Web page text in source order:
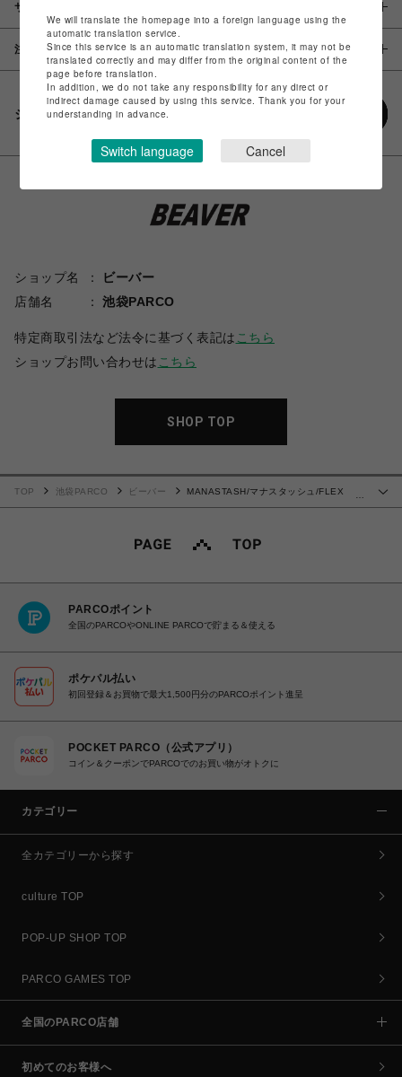
サイズ
注意事項
シェアする
ショップ名
ビーバー
店舗名
池袋PARCO
特定商取引法など法令に基づく表記は こちら
ショップお問い合わせは こちら
SHOP TOP
TOP 池袋PARCO ビーバー
MANASTASH/マナスタッシュ/FLEX
PARCOポイント
全国のPARCOやONLINE PARCOで貯まる＆使える
ポケパル払い
初回登録＆お買物で最大1,500円分のPARCOポイント進呈
POCKET PARCO（公式アプリ）
コイン＆クーポンでPARCOでのお買い物がオトクに
カテゴリー
全カテゴリーから探す
culture TOP
POP-UP SHOP TOP
PARCO GAMES TOP
全国のPARCO店舗
初めてのお客様へ
We will translate the homepage into a foreign language using the
automatic translation service.
Since this service is an automatic translation system, it may not be
translated correctly and may differ from the original content of the
page before translation.
In addition, we do not take any responsibility for any direct or
indirect damage caused by using this service. Thank you for your
understanding in advance.
Switch language Cancel